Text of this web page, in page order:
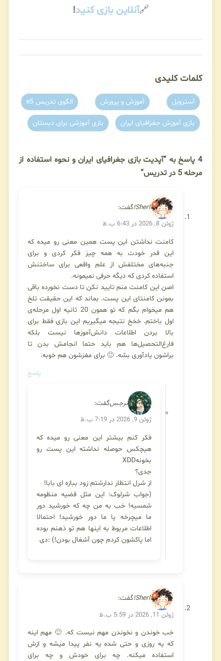
🔗آنلاین بازی کنید!
کلمات کلیدی
آسترویل آموزش و پرورش الگوی تدریس e5
بازی آموزش جغرافیای ایران بازی آموزشی برای دبستان
4 پاسخ به “آپدیت بازی جغرافیای ایران و نحوه استفاده از
مرحله 5 در تدریس”
Sherl! گفت:
ژوئن 8, 2026 در 6:43 ب.ظ
کامنت نداشتن این پست همین معنی رو میده که
این قدر خودت به همه چیز فکر کردی و برای
جنبه‌های مختلفش از علم واقعی برای ساختنش
استفاده کردی که دیگه حرفی نمیمونه.
اصن این کامنت منم تایید نکن تا دست نخورده باقی
بمونن کامنتای این پست. بماند که این حقیقت تلخ
هم میخوام بگم که تو همون 20 ثانیه اول مرحله‌ی
اول باختم. خخخ نتیجه میگیریم این بازی فقط برای
بالا بردن اطلاعات دانش‌آموزها نیست بلکه
فارغ‌التحصیل‌ها هم باید حتما انجامش بدن تا
براشون یادآوری بشه. 🙂 برای مغزشون هم خوبه.
پاسخ
نرجـسگفت:
ژوئن 9, 2026 در 7:19 ب.ظ
فکر کنم بیشتر این معنی رو میده که
هیچکس حوصله نداشته این پست رو
بخونهXDD
جدی؟
از شرل انتظار ندارشتم زود ببازه ای بابا!
(جواب شرلوک: این مثل قضیه منظومه
شمسیه! خب به من چه که خورشید دور
ما میچرخه یا ما دور خورشید! احتمالا
اطلاعات مربوط به اینها هم تو ذهنم بوده
اما پاکشون کردم چون آشغال بودن!) :دی
Sherl! گفت:
ژوئن 11, 2026 در 5:59 ب.ظ
خب خوندن و نخوندن مهم نیست که. 🙂 مهم اینه
که یه روزی و حتی شده یه نفر پیدا میشه و ازش
استفاده میکنه. چه برای خودش و چه برای